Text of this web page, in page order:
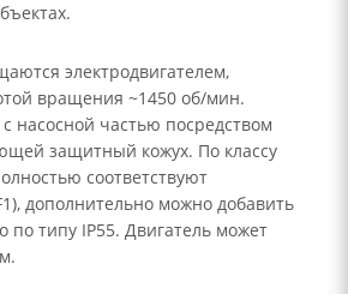
электродвигателем,
вращения ~1450 об/мин.
насосной частью посредством
защитный кожух. По классу
соответствуют
дополнительно можно добавить
по типу IP55. Двигатель может